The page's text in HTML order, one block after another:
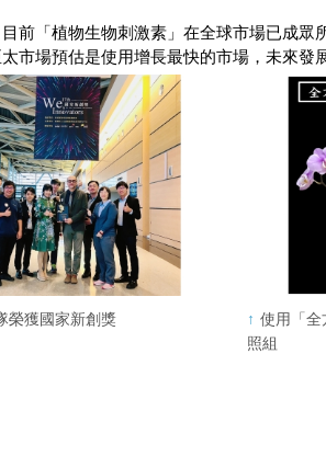
前「植物生物刺激素」在全球市場已成
市場預估是使用增長最快的市場，未來發
榮獲國家新創獎
使用「全
照組